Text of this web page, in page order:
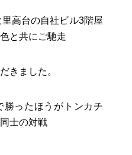
高台の自社ビル3階屋
と共にご馳走
きました。
勝ったほうがトンカチ
士の対戦